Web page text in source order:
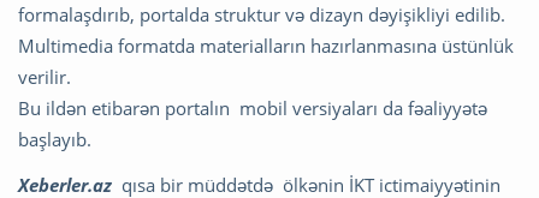
formalaşdırıb, portalda struktur və dizayn dəyişikliyi edilib.
Multimedia formatda materialların hazırlanmasına üstünlük
verilir.
Bu ildən etibarən portalın mobil versiyaları da fəaliyyətə
başlayıb.
Xeberler.az qısa bir müddətdə ölkənin İKT ictimaiyyətinin